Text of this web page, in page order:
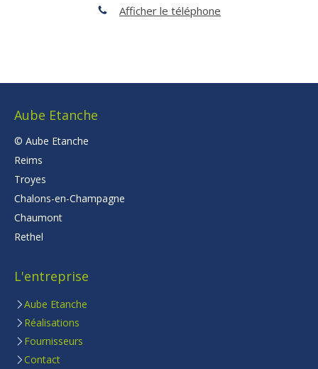
Afficher le téléphone
Aube Etanche
© Aube Etanche
Reims
Troyes
Chalons-en-Champagne
Chaumont
Rethel
L'entreprise
Aube Etanche
Réalisations
Fournisseurs
Contact